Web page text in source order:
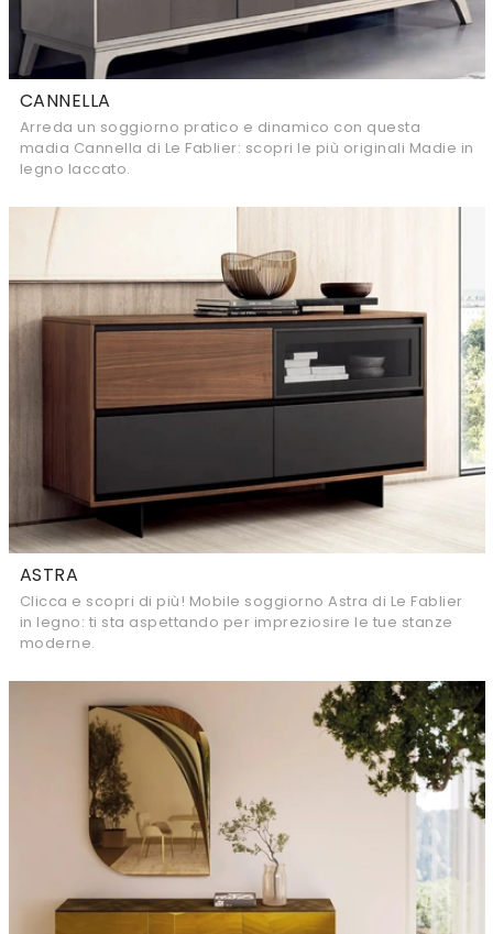
CANNELLA
Arreda un soggiorno pratico e dinamico con questa
madia Cannella di Le Fablier: scopri le più originali Madie in
legno laccato.
ASTRA
Clicca e scopri di più! Mobile soggiorno Astra di Le Fablier
in legno: ti sta aspettando per impreziosire le tue stanze
moderne.